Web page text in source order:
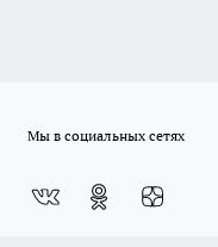
Мы в социальных сетях